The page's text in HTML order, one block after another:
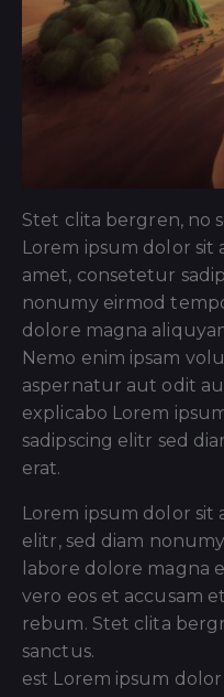
Stet clita bergren, no
Lorem ipsum dolor sit
amet, consetetur
nonumy eirmod
dolore magna
Nemo enim ipsam
aspernatur aut odit
explicabo Lorem
sadipscing elitr sed
erat.
Lorem ipsum dolor sit
elitr, sed diam
labore dolore magna
vero eos et accusam
rebum. Stet clita
sanctus.
est Lorem ipsum